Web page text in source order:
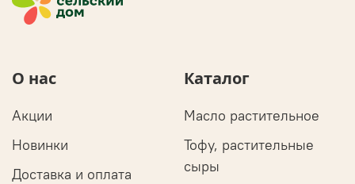
О нас
Акции
Новинки
Доставка и оплата
Каталог
Масло растительное
Тофу, растительные
сыры